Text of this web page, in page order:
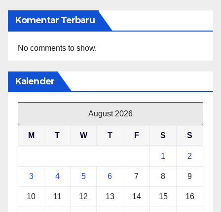
Komentar Terbaru
No comments to show.
Kalender
August 2026
M T W T F S S
1 2
3 4 5 6 7 8 9
10 11 12 13 14 15 16